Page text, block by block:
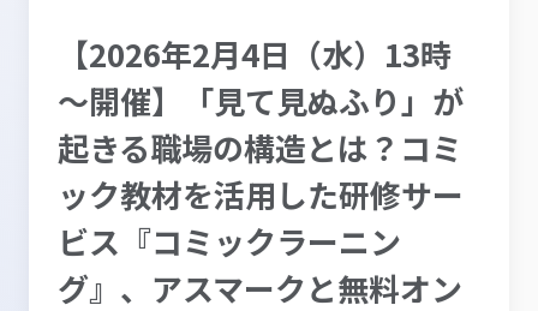
【2026年2月4日（水）13時
～開催】「見て見ぬふり」が
起きる職場の構造とは？コミ
ック教材を活用した研修サー
ビス『コミックラーニン
グ』、アスマークと無料オン